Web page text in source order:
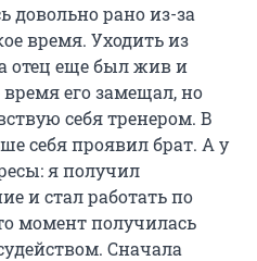
довольно рано из-за
время. Уходить из
отец еще был жив и
его замещал, но
себя тренером. В
себя проявил брат. А у
я получил
и стал работать по
момент получилась
Сначала